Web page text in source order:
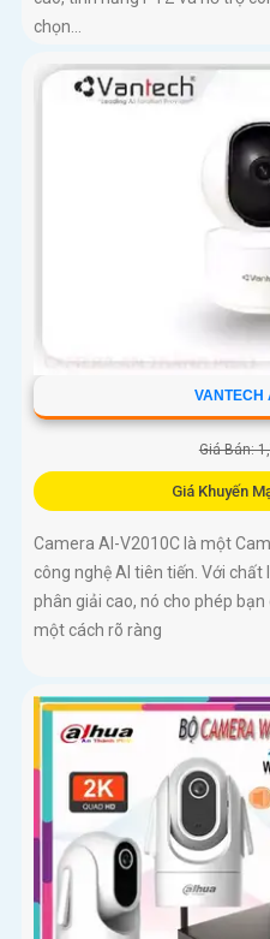
chọn...
VANTECH
Giá Bán:
Giá Khuyến
Camera AI-V2010C là một
công nghệ AI tiên tiến. Với
phân giải cao, nó cho phép
một cách rõ ràng